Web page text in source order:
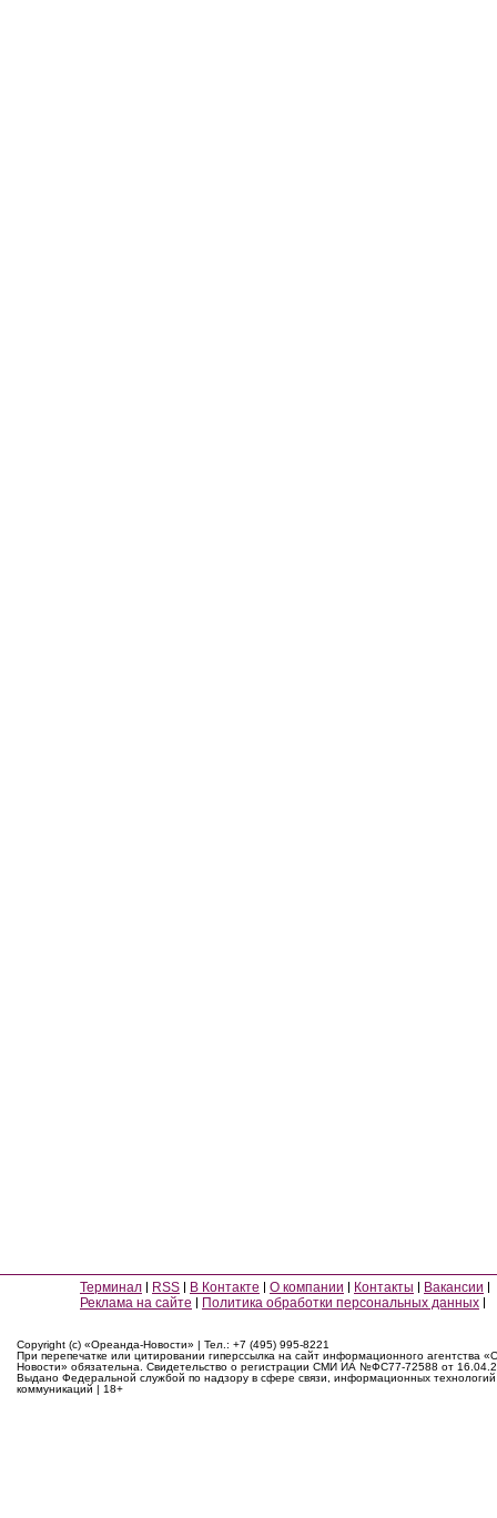
Терминал RSS В Контакте О компании Контакты
Вакансии
Реклама на сайте
Политика обработки персональных данных
Copyright (c) «Ореанда-Новости» | Тел.: +7 (495) 995-8221
При перепечатке или цитировании гиперссылка на сайт информационного агентства
Новости» обязательна. Свидетельство о регистрации СМИ ИА №ФС77-72588 от
Выдано Федеральной службой по надзору в сфере связи, информационных
коммуникаций | 18+